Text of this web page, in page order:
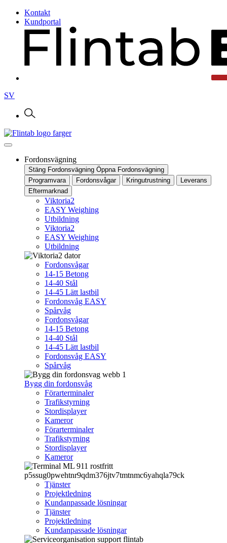
Kontakt
Kundportal
SV
Fordonsvägning
Stäng Fordonsvägning Öppna Fordonsvägning
Programvara
Fordonsvågar Kringutrustning
Leverans
Eftermarknad
Viktoria2
EASY Weighing
Utbildning
Viktoria2
EASY Weighing
Utbildning
Fordonsvågar
14-15 Betong
14-40 Stål
14-45 Lätt lastbil
Fordonsvåg EASY
Spårvåg
Fordonsvågar
14-15 Betong
14-40 Stål
14-45 Lätt lastbil
Fordonsvåg EASY
Spårvåg
Bygg din fordonsvåg
Förarterminaler
Trafikstyrning
Stordisplayer
Kameror
Förarterminaler
Trafikstyrning
Stordisplayer
Kameror
Tjänster
Projektledning
Kundanpassade lösningar
Tjänster
Projektledning
Kundanpassade lösningar